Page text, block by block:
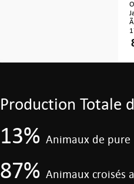
Production Totale
13% Animaux de pure
87% Animaux croisés